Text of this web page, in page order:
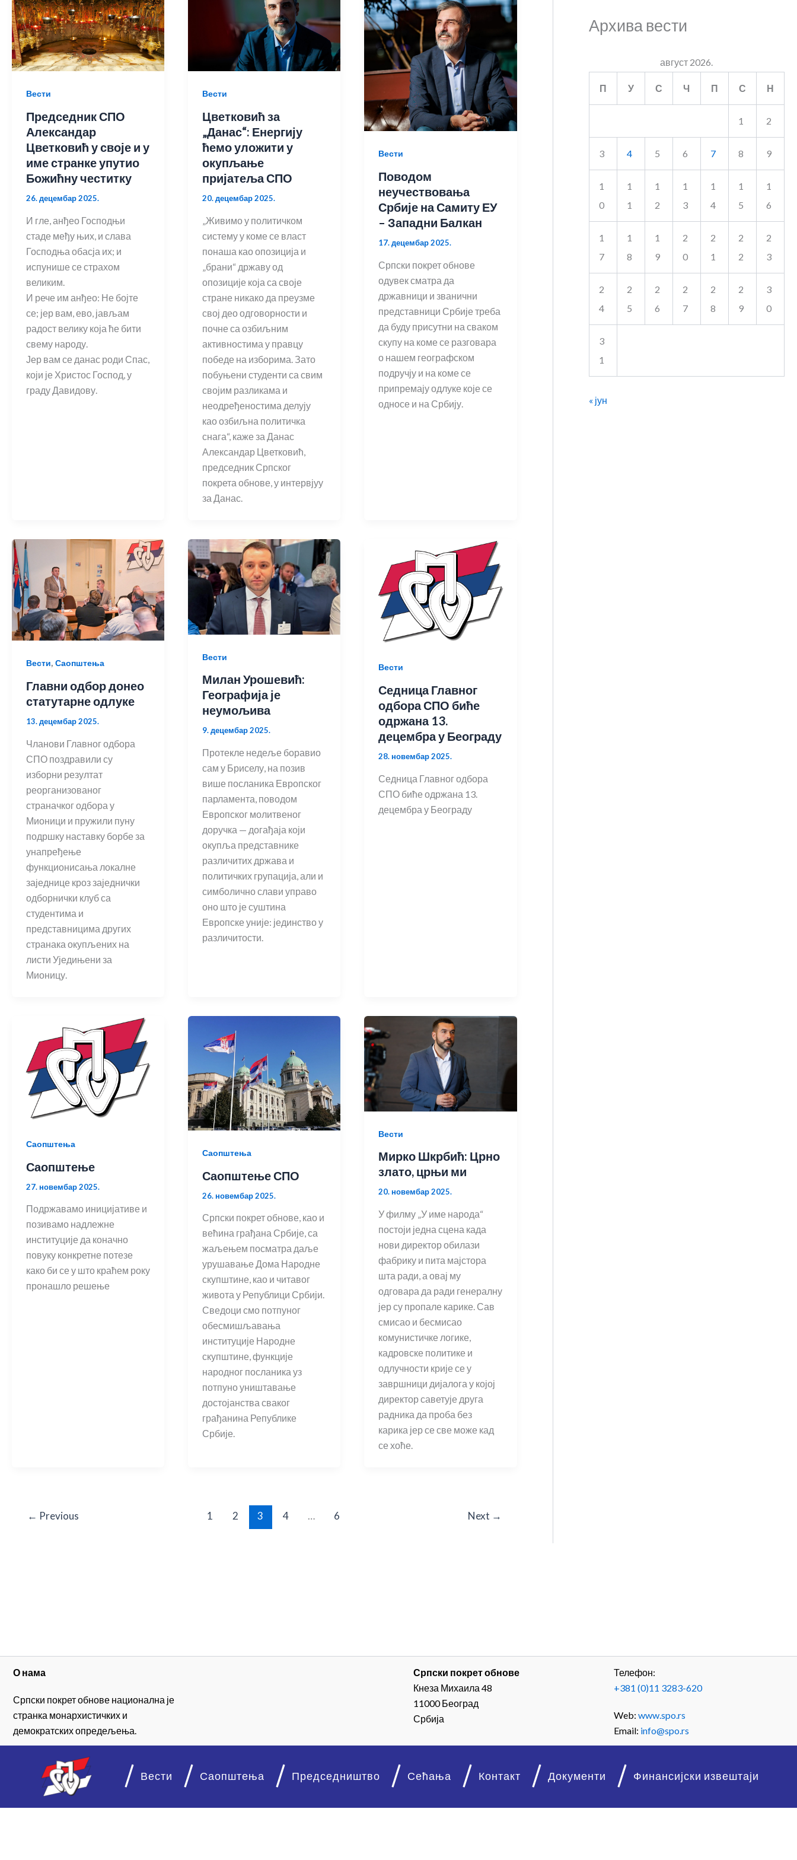
Вести Саопштења Председништво Сећања Контакт Документи Финансијски извештаји
Вести
Председник СПО
Александар
Цветковић у своје и у
име странке упутио
Божићну честитку
26. децембар 2025.
И гле, анђео Господњи
стаде међу њих, и слава
Господња обасја их; и
испунише се страхом
великим.
И рече им анђео: Не бојте
се; јер вам, ево, јављам
радост велику која ће бити
свему народу.
Јер вам се данас роди Спас,
који је Христос Господ, у
граду Давидову.
Вести
Цветковић за
„Данас“: Енергију
ћемо уложити у
окупљање
пријатеља СПО
20. децембар 2025.
„Живимо у политичком
систему у коме се власт
понаша као опозиција и
„брани“ државу од
опозиције која са своје
стране никако да преузме
свој део одговорности и
почне са озбиљним
активностима у правцу
победе на изборима. Зато
побуњени студенти са свим
својим разликама и
неодређеностима делују
као озбиљна политичка
снага“, каже за Данас
Александар Цветковић,
председник Српског
покрета обнове, у интервјуу
за Данас.
Вести
Поводом
неучествовања
Србије на Самиту ЕУ
– Западни Балкан
17. децембар 2025.
Српски покрет обнове
одувек сматра да
државници и званични
представници Србије треба
да буду присутни на сваком
скупу на коме се разговара
о нашем географском
подручју и на коме се
припремају одлуке које се
односе и на Србију.
Вести, Саопштења
Главни одбор донео
статутарне одлуке
13. децембар 2025.
Чланови Главног одбора
СПО поздравили су
изборни резултат
реорганизованог
страначког одбора у
Мионици и пружили пуну
подршку наставку борбе за
унапређење
функционисања локалне
заједнице кроз заједнички
одборнички клуб са
студентима и
представницима других
странака окупљених на
листи Уједињени за
Мионицу.
Вести
Милан Урошевић:
Географија је
неумољива
9. децембар 2025.
Протекле недеље боравио
сам у Бриселу, на позив
више посланика Европског
парламента, поводом
Европског молитвеног
доручка — догађаја који
окупља представнике
различитих држава и
политичких групација, али и
симболично слави управо
оно што је суштина
Европске уније: јединство у
различитости.
Вести
Седница Главног
одбора СПО биће
одржана 13.
децембра у Београду
28. новембар 2025.
Седница Главног одбора
СПО биће одржана 13.
децембра у Београду
Саопштења
Саопштење
27. новембар 2025.
Подржавамо иницијативе и
позивамо надлежне
институције да коначно
повуку конкретне потезе
како би се у што краћем року
пронашло решење
Саопштења
Саопштење СПО
26. новембар 2025.
Српски покрет обнове, као и
већина грађана Србије, са
жаљењем посматра даље
урушавање Дома Народне
скупштине, као и читавог
живота у Републици Србији.
Сведоци смо потпуног
обесмишљавања
институције Народне
скупштине, функције
народног посланика уз
потпуно уништавање
достојанства сваког
грађанина Републике
Србије.
Вести
Мирко Шкрбић: Црно
злато, црњи ми
20. новембар 2025.
У филму „У име народа“
постоји једна сцена када
нови директор обилази
фабрику и пита мајстора
шта ради, а овај му
одговара да ради генералну
јер су пропале карике. Сав
смисао и бесмисао
комунистичке логике,
кадровске политике и
одлучности крије се у
завршници дијалога у којој
директор саветује друга
радника да проба без
карика јер се све може кад
се хоће.
← Previous 1 2 3 4 … 6 Next →
Архива вести
август 2026.
П У С Ч П С Н
1 2
3 4 5 6 7 8 9
1
0
1
1
1
2
1
3
1
4
1
5
1
6
1
7
1
8
1
9
2
0
2
1
2
2
2
3
2
4
2
5
2
6
2
7
2
8
2
9
3
0
3
1
« јун
О нама
Српски покрет обнове национална је
странка монархистичких и
демократских опредељења.
Српски покрет обнове
Кнеза Михаила 48
11000 Београд
Србија
Телефон:
+381 (0)11 3283-620
Web: www.spo.rs
Email: info@spo.rs
© 2026. Српски покрет обнове